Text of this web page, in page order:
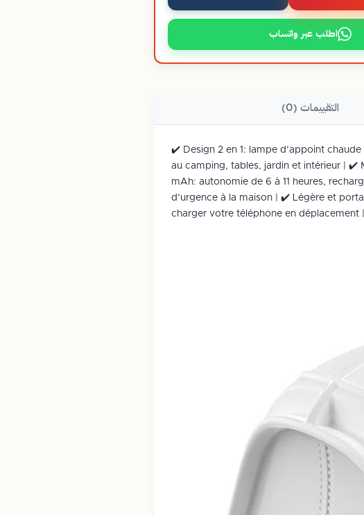
اطلب عبر واتساب
التقييمات (0)
✔️ Design 2 en 1: lampe d’appoint
au camping, tables, jardin et intérieur | ✔️
mAh: autonomie de 6 à 11 heures,
d’urgence à la maison | ✔️ Légère et
charger votre téléphone en